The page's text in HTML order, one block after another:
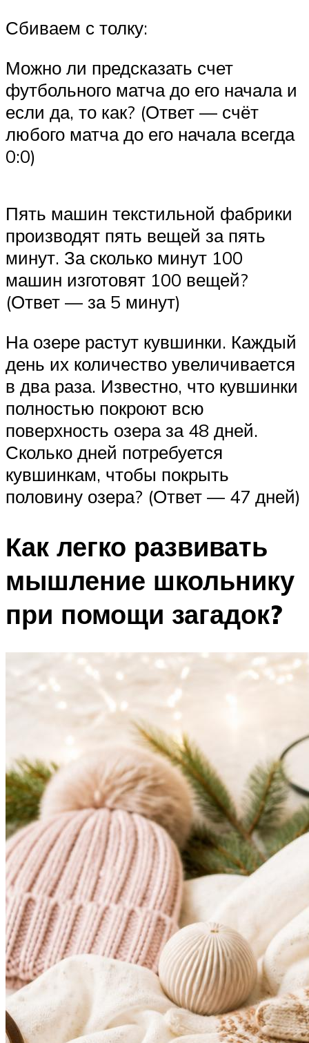
Сбиваем с толку:
Можно ли предсказать счет
футбольного матча до его начала и
если да, то как? (Ответ — счёт
любого матча до его начала всегда
0:0)
Пять машин текстильной фабрики
производят пять вещей за пять
минут. За сколько минут 100
машин изготовят 100 вещей?
(Ответ — за 5 минут)
На озере растут кувшинки. Каждый
день их количество увеличивается
в два раза. Известно, что кувшинки
полностью покроют всю
поверхность озера за 48 дней.
Сколько дней потребуется
кувшинкам, чтобы покрыть
половину озера? (Ответ — 47 дней)
Как легко развивать
мышление школьнику
при помощи загадок?